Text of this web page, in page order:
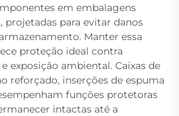
em embalagens
projetadas para evitar danos
Manter essa
proteção ideal contra
exposição ambiental. Caixas de
reforçado, inserções de espuma
funções protetoras
intactas até a